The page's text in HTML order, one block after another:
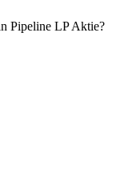
Pipeline LP Aktie?